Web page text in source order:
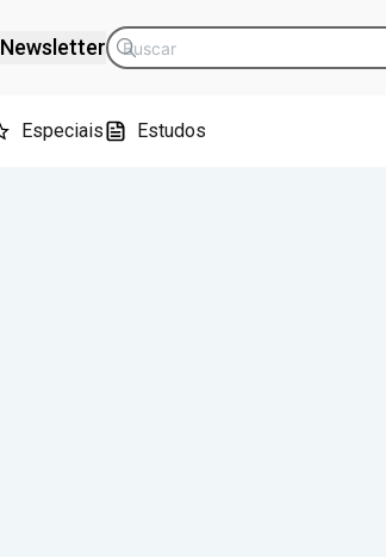
Newsletter
Especiais Estudos